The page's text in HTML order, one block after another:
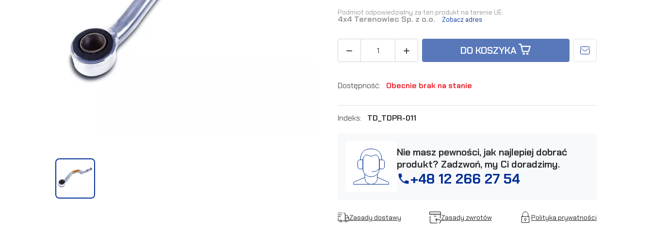
Podmiot odpowiedzialny za ten produkt na terenie UE:
4x4 Terenowiec Sp. z o.o. Zobacz adres
  DO KOSZYKA
Dostępność: Obecnie brak na stanie
Indeks: TD_TDPR-011
Nie masz pewności, jak najlepiej dobrać
produkt? Zadzwoń, my Ci doradzimy.
phone+48 12 266 27 54
Zasady dostawy Zasady zwrotów Polityka prywatności